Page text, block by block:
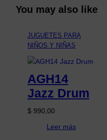
You may also like
JUGUETES PARA
NIÑOS Y NIÑAS
AGH14
Jazz Drum
$ 990,00
Leer más